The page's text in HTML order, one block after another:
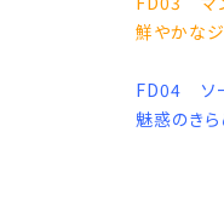
鮮やかな
FD04 ソ
魅惑のき